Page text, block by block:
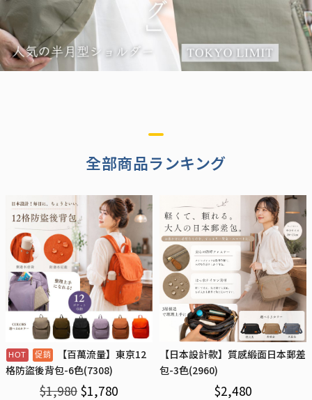
全部商品ランキング
【百萬流量】東京12
格防盜後背包-6色(7308)
$1,980 $1,780
【日本設計款】質感緞面日本郵差
包-3色(2960)
$2,480